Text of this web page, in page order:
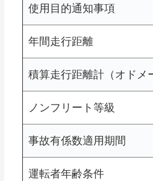
使用目的通知事項
年間走行距離
積算走行距離計（オドメ
ノンフリート等級
事故有係数適用期間
運転者年齢条件